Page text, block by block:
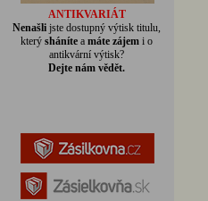
ANTIKVARIÁT
Nenašli jste dostupný výtisk titulu,
kterýsháníte amáte zájem i o
antikvární výtisk?
Dejte nám vědět.